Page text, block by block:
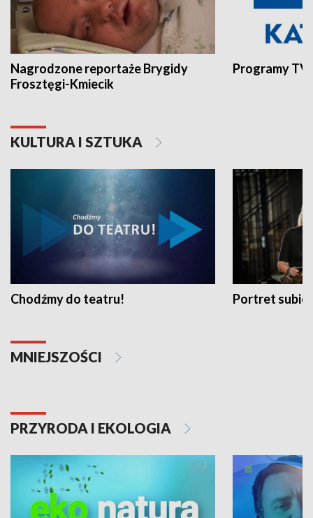
Nagrodzone reportaże Brygidy
Frosztęgi-Kmiecik
Programy
KULTURA I SZTUKA
Chodźmy do teatru! Portret
MNIEJSZOŚCI
PRZYRODA I EKOLOGIA